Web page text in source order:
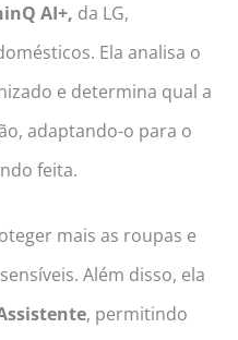
AI+, da LG,
Ela analisa o
e determina qual a
adaptando-o para o
feita.
mais as roupas e
Além disso, ela
, permitindo